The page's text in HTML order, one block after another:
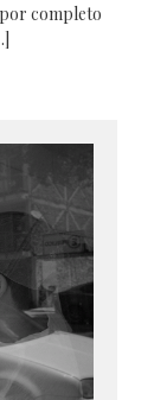
por completo